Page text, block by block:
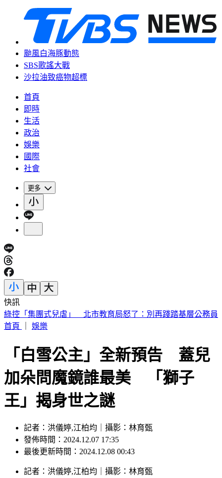
颱風白海豚動態
SBS歌謠大戰
沙拉油致癌物超標
首頁
即時
生活
政治
娛樂
國際
社會
更多
快訊
不甩藍白未來帳戶？賴清德：成長津貼已編入預算
首頁
娛樂
「白雪公主」全新預告 蓋兒
加朵問魔鏡誰最美 「獅子
王」揭身世之謎
記者：洪儀婷,江柏均｜攝影：林育甄
發佈時間：2024.12.07 17:35
最後更新時間：2024.12.08 00:43
記者 ： 洪儀婷,江柏均 攝影 ： 林育甄